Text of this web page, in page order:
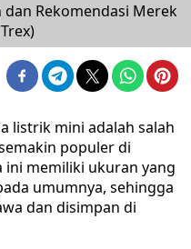
Rekomendasi Merek
listrik mini adalah salah
populer di
ini memiliki ukuran yang
umumnya, sehingga
dan disimpan di